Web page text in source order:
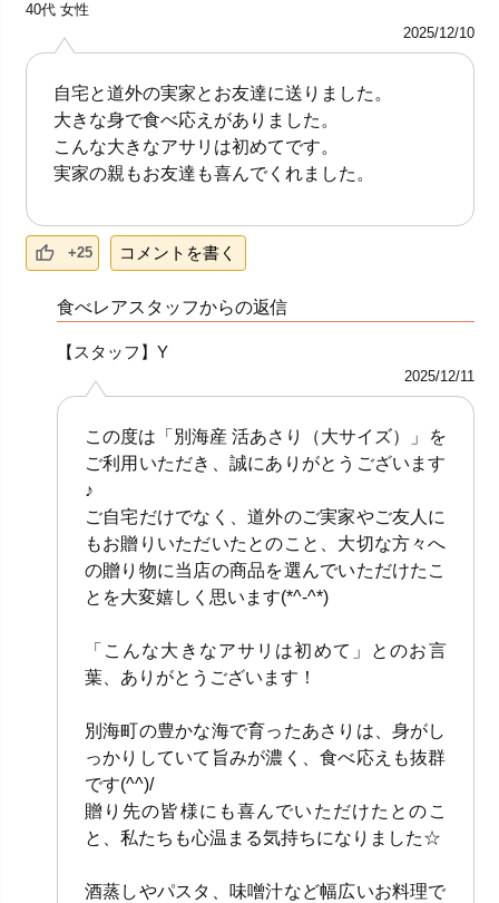
40代 女性
2025/12/10
自宅と道外の実家とお友達に送りました。
大きな身で食べ応えがありました。
こんな大きなアサリは初めてです。
実家の親もお友達も喜んでくれました。
+25 コメントを書く
食べレアスタッフからの返信
【スタッフ】Y
2025/12/11
この度は「別海産 活あさり（大サイズ）」を
ご利用いただき、誠にありがとうございます
♪
ご自宅だけでなく、道外のご実家やご友人に
もお贈りいただいたとのこと、大切な方々へ
の贈り物に当店の商品を選んでいただけたこ
とを大変嬉しく思います(*^-^*)
「こんな大きなアサリは初めて」とのお言
葉、ありがとうございます！
別海町の豊かな海で育ったあさりは、身がし
っかりしていて旨みが濃く、食べ応えも抜群
です(^^)/
贈り先の皆様にも喜んでいただけたとのこ
と、私たちも心温まる気持ちになりました☆
酒蒸しやパスタ、味噌汁など幅広いお料理で